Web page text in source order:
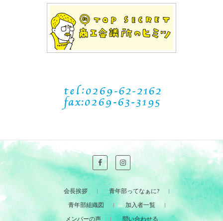
会長挨拶
青年部ってなぁに?
青年部組織図
加入者一覧
メンバーの声
問い合わせる